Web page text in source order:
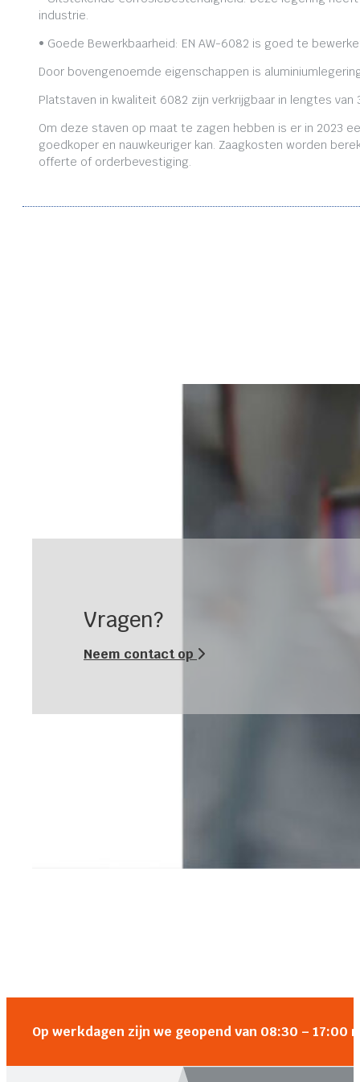
industrie.
• Goede Bewerkbaarheid: EN AW-6082 is goed te
Door bovengenoemde eigenschappen is
Platstaven in kwaliteit 6082 zijn verkrijgbaar in lengtes
Om deze staven op maat te zagen hebben is er in 2023
goedkoper en nauwkeuriger kan. Zaagkosten worden
offerte of orderbevestiging.
Vragen?
Neem contact op
Op werkdagen zijn we geopend van 08:30 –